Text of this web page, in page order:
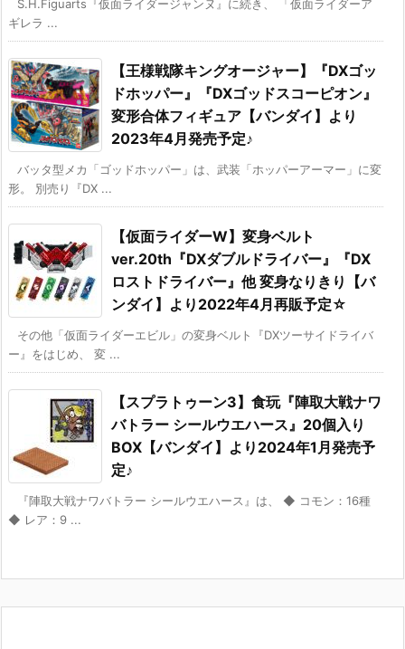
S.H.Figuarts『仮面ライダージャンヌ』に続き、 「仮面ライダーア
ギレラ ...
【王様戦隊キングオージャー】『DXゴッ
ドホッパー』『DXゴッドスコーピオン』
変形合体フィギュア【バンダイ】より
2023年4月発売予定♪
バッタ型メカ「ゴッドホッパー」は、武装「ホッパーアーマー」に変
形。 別売り『DX ...
【仮面ライダーW】変身ベルト
ver.20th『DXダブルドライバー』『DX
ロストドライバー』他 変身なりきり【バ
ンダイ】より2022年4月再販予定☆
その他「仮面ライダーエビル」の変身ベルト『DXツーサイドライバ
ー』をはじめ、 変 ...
【スプラトゥーン3】食玩『陣取大戦ナワ
バトラー シールウエハース』20個入り
BOX【バンダイ】より2024年1月発売予
定♪
『陣取大戦ナワバトラー シールウエハース』は、 ◆ コモン：16種
◆ レア：9 ...